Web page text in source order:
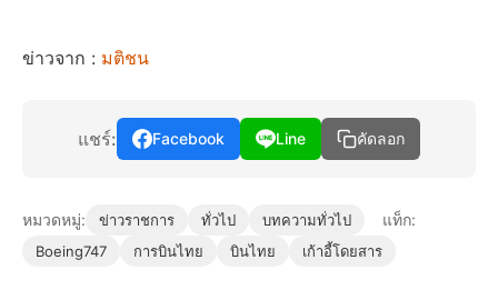
ข่าวจาก : มติชน
แชร์: Facebook Line คัดลอก
หมวดหมู่: ข่าวราชการ ทั่วไป บทความทั่วไป แท็ก:
Boeing747 การบินไทย บินไทย เก้าอี้โดยสาร